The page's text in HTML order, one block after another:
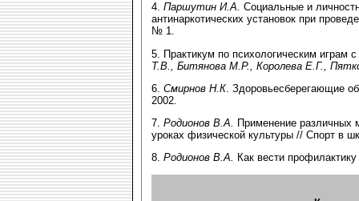
4. Паршутин И.А. Социальные и
антинаркотических установок при
№ 1.
5. Практикум по психологическим играм
Т.В., Битянова М.Р., Королева Е.Г.,
6. Смирнов Н.К . Здоровьесберегающие
2002.
7. Родионов В.А. Применение различных
уроках физической культуры // Спорт в
8. Родионов В.А. Как вести